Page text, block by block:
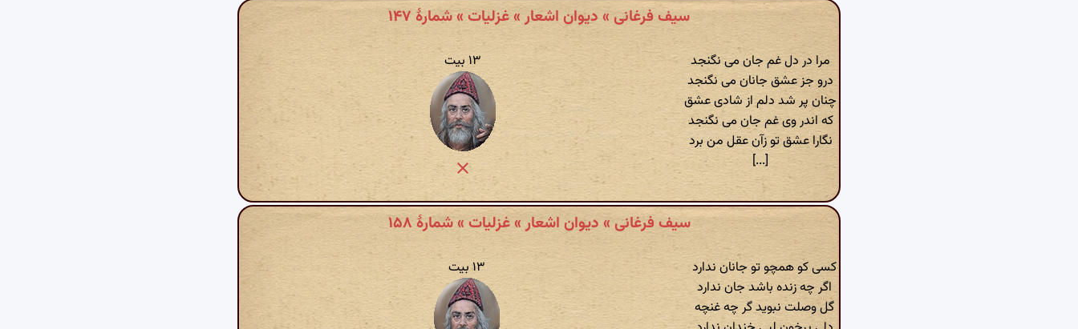
سیف فرغانی » دیوان اشعار » غزلیات » شمارهٔ ۱۴۷
مرا در دل غم جان می نگنجد
درو جز عشق جانان می نگنجد
چنان پر شد دلم از شادی عشق
که اندر وی غم جان می نگنجد
نگارا عشق تو زآن عقل من برد
[...]
۱۳ بیت
سیف فرغانی » دیوان اشعار » غزلیات » شمارهٔ ۱۵۸
کسی کو همچو تو جانان ندارد
اگر چه زنده باشد جان ندارد
گل وصلت نبوید گر چه غنچه
۱۳ بیت